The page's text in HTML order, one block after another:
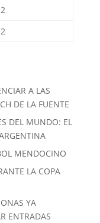
2
2
A LAS
DE LA FUENTE
DEL MUNDO: EL
MENDOCINO
LA COPA
YA
ENTRADAS